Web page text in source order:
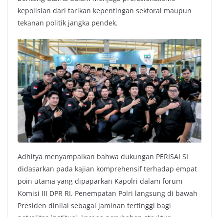
kepolisian dari tarikan kepentingan sektoral maupun
tekanan politik jangka pendek.
Adhitya menyampaikan bahwa dukungan PERISAI SI
didasarkan pada kajian komprehensif terhadap empat
poin utama yang dipaparkan Kapolri dalam forum
Komisi III DPR RI. Penempatan Polri langsung di bawah
Presiden dinilai sebagai jaminan tertinggi bagi